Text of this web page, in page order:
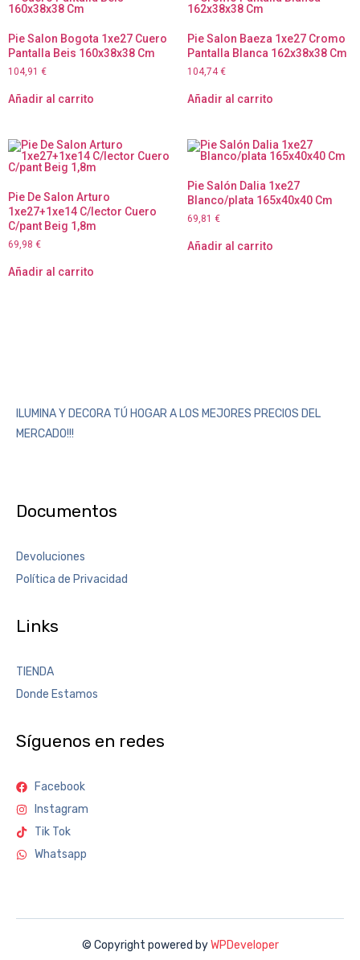
Pie Salon Bogota 1xe27 Cuero
Pantalla Beis 160x38x38 Cm
104,91 €
Añadir al carrito
Pie Salon Baeza 1xe27 Cromo
Pantalla Blanca 162x38x38 Cm
104,74€
Añadir al carrito
Pie De Salon Arturo
1xe27+1xe14 C/lector Cuero
C/pant Beig 1,8m
69,98 €
Añadir al carrito
Pie Salón Dalia 1xe27
Blanco/plata 165x40x40 Cm
69,81 €
Añadir al carrito
ILUMINA Y DECORA TÚ HOGAR A LOS MEJORES PRECIOS DEL
MERCADO!!!
Documentos
Devoluciones
Política de Privacidad
Links
TIENDA
Donde Estamos
Síguenos en redes
Facebook
Instagram
Tik Tok
Whatsapp
© Copyright powered byWPDeveloper